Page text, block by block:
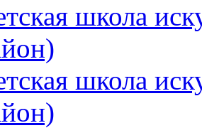
школа
школа